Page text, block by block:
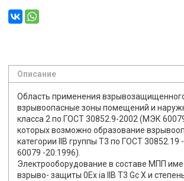
Описание
Область применения
взрывоопасные зоны помещений и
класса 2 по ГОСТ 30852.9-2002 (МЭК
которых возможно образование
категории ІІВ группы Т3 по ГОСТ
60079 -20:1996).
Электрооборудование в составе МПП
взрыво- защиты 0Ex ia IIB T3 Gс Х и